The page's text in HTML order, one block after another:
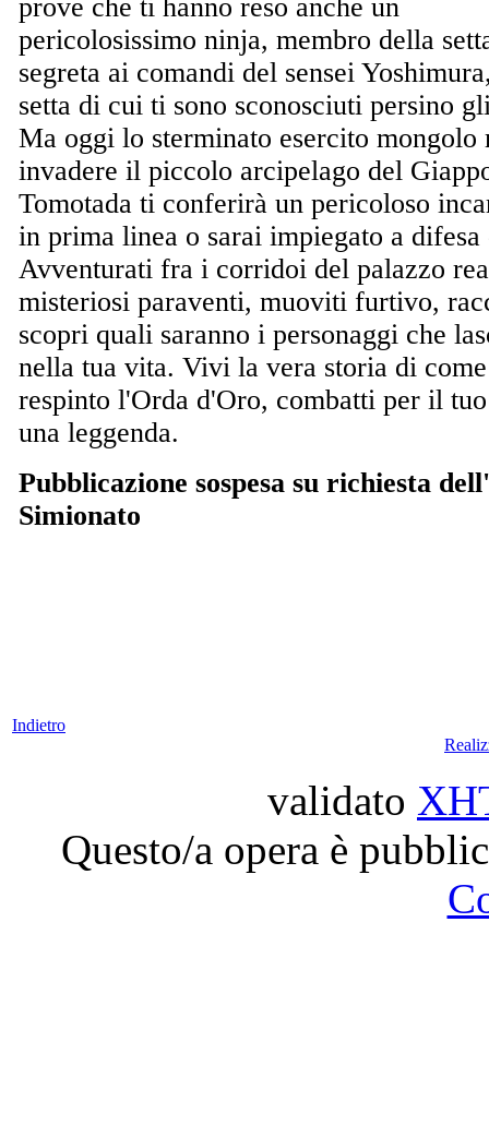
prove che ti hanno reso anche un
pericolosissimo ninja, membro della
segreta ai comandi del sensei
setta di cui ti sono sconosciuti persino
Ma oggi lo sterminato esercito mongolo
invadere il piccolo arcipelago del
Tomotada ti conferirà un pericoloso
in prima linea o sarai impiegato a
Avventurati fra i corridoi del palazzo
misteriosi paraventi, muoviti furtivo,
scopri quali saranno i personaggi che
nella tua vita. Vivi la vera storia di
respinto l'Orda d'Oro, combatti per il
una leggenda.
Pubblicazione sospesa su richiesta
Simionato
Indietro
validato
Questo/a opera è